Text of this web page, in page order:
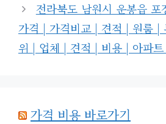
전라북도 남원시 운봉읍 포
가격 | 가격비교 | 견적 | 원룸 |
위 | 업체 | 견적 | 비용 | 아파
가격 비용 바로가기